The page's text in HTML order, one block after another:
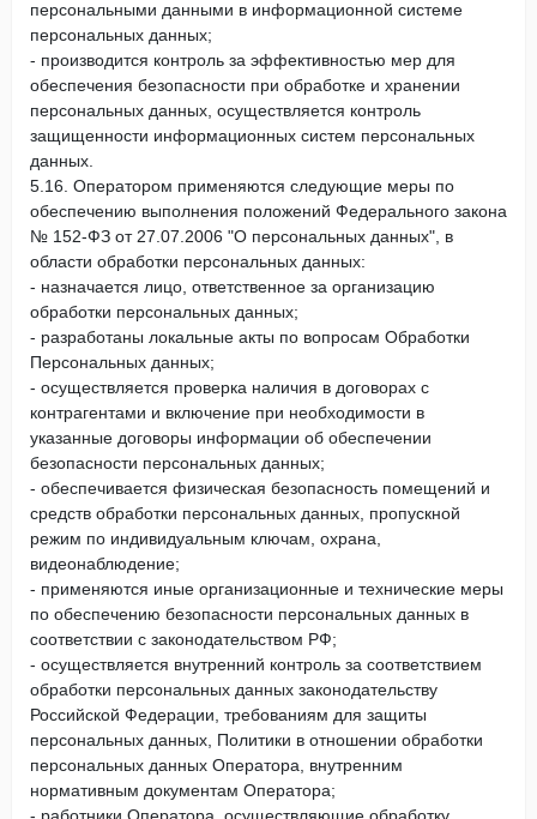
персональными данными в информационной системе
персональных данных;
- производится контроль за эффективностью мер для
обеспечения безопасности при обработке и хранении
персональных данных, осуществляется контроль
защищенности информационных систем персональных
данных.
5.16. Оператором применяются следующие меры по
обеспечению выполнения положений Федерального закона
№ 152-ФЗ от 27.07.2006 "О персональных данных", в
области обработки персональных данных:
- назначается лицо, ответственное за организацию
обработки персональных данных;
- разработаны локальные акты по вопросам Обработки
Персональных данных;
- осуществляется проверка наличия в договорах с
контрагентами и включение при необходимости в
указанные договоры информации об обеспечении
безопасности персональных данных;
- обеспечивается физическая безопасность помещений и
средств обработки персональных данных, пропускной
режим по индивидуальным ключам, охрана,
видеонаблюдение;
- применяются иные организационные и технические меры
по обеспечению безопасности персональных данных в
соответствии с законодательством РФ;
- осуществляется внутренний контроль за соответствием
обработки персональных данных законодательству
Российской Федерации, требованиям для защиты
персональных данных, Политики в отношении обработки
персональных данных Оператора, внутренним
нормативным документам Оператора;